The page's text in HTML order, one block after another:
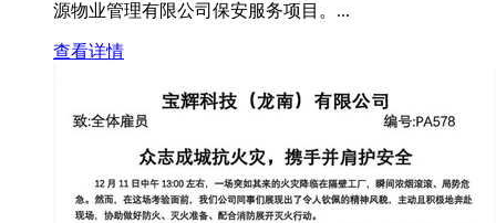
源物业管理有限公司保安服务项目。...
查看详情